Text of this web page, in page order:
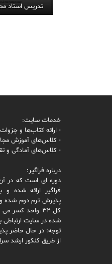
تدریس استاد
خدمات سایت:
- ارائه کتاب‌ها و
- کلاس‌های آموزش
- کلاس‌های آمادگی و
درباره فراگیر:
دوره ای است که در
فراگیر ارائه شده
پذیرش ترم دوم شده
کل 32 واحد
شده در سایت ارتباطی
توجه: در حال حاضر
از طریق کنکور ارشد